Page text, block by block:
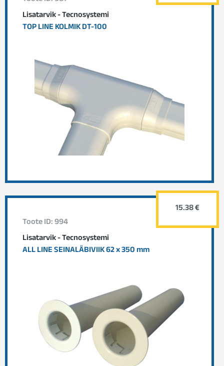
Lisatarvik - Tecnosystemi
TOP LINE KOLMIK DT-100
Toote ID: 994
Lisatarvik - Tecnosystemi
ALL LINE SEINALÄBIVIIK 62 x 350 mm
15.38 €